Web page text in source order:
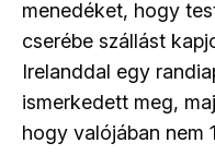
menedéket, hogy
cserébe szállást
Irelanddal egy
ismerkedett meg,
hogy valójában nem